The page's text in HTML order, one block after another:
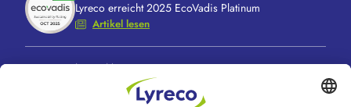
Lyreco erreicht 2025 EcoVadis Platinum
Artikel lesen
Lyreco News
Lyreco feiert 100 Jahre “A Great Working Day.
Delivered."